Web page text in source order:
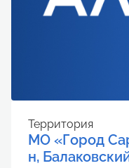
Территория
МО «Город
н,